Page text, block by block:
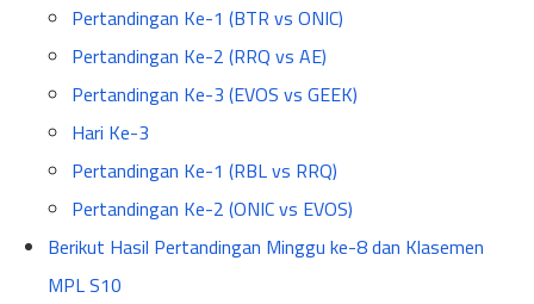
Pertandingan Ke-1 (BTR vs ONIC)
Pertandingan Ke-2 (RRQ vs AE)
Pertandingan Ke-3 (EVOS vs GEEK)
Hari Ke-3
Pertandingan Ke-1 (RBL vs RRQ)
Pertandingan Ke-2 (ONIC vs EVOS)
Berikut Hasil Pertandingan Minggu ke-8 dan Klasemen
MPL S10